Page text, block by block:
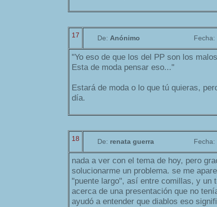
17 De: Anónimo Fecha:
"Yo eso de que los del PP son los
Esta de moda pensar eso..."
Estará de moda o lo que tú quieras,
día.
18 De: renata guerra Fecha:
nada a ver con el tema de hoy, pero
solucionarme un problema. se me
"puente largo", así entre comillas, y un
acerca de una presentación que no
ayudó a entender que diablos eso